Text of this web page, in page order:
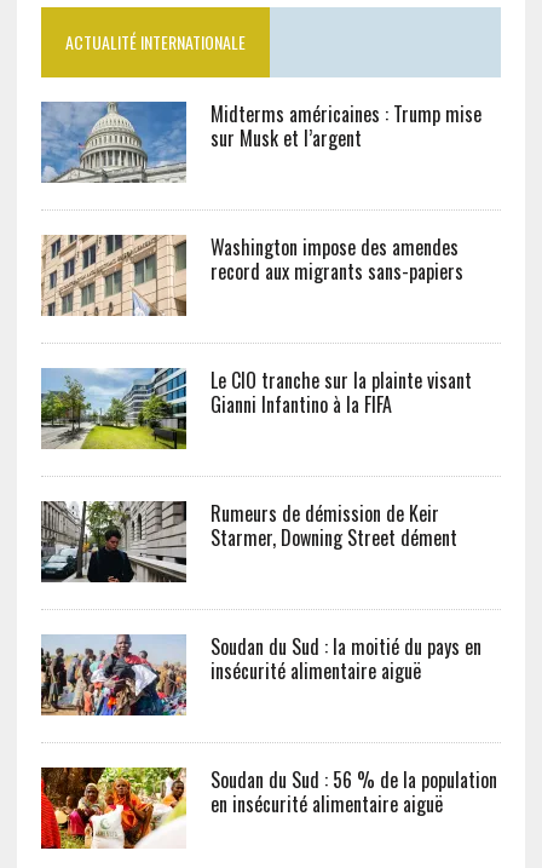
ACTUALITÉ INTERNATIONALE
Midterms américaines : Trump mise
sur Musk et l’argent
Washington impose des amendes
record aux migrants sans-papiers
Le CIO tranche sur la plainte visant
Gianni Infantino à la FIFA
Rumeurs de démission de Keir
Starmer, Downing Street dément
Soudan du Sud : la moitié du pays en
insécurité alimentaire aiguë
Soudan du Sud : 56 % de la population
en insécurité alimentaire aiguë